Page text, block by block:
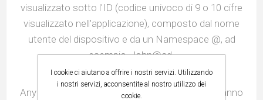
visualizzato sotto l'ID (codice univoco di 9 o 10 cifre
visualizzato nell'applicazione), composto dal nome
utente del dispositivo e da un Namespace @, ad
esempio, John@ad.
Il Namespace predefinito è @ad, riferito ad
AnyDesk, ed è assegnato a tutti gli utenti che hanno
I cookie ci aiutano a offrire i nostri servizi. Utilizzando
i nostri servizi, acconsentite al nostro utilizzo dei
cookie.